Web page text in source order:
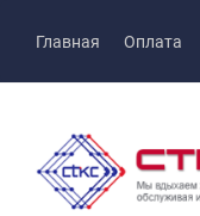
Главная Оплата